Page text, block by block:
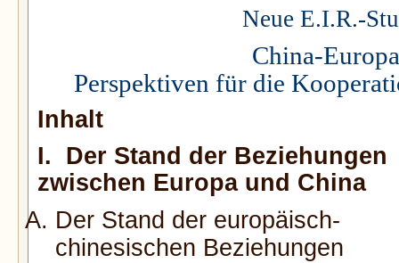
Neue E.I.R.-
China-
Perspektiven für die
Inhalt
I. Der Stand der Beziehungen
zwischen Europa und China
Der Stand der europäisch-
chinesischen Beziehungen